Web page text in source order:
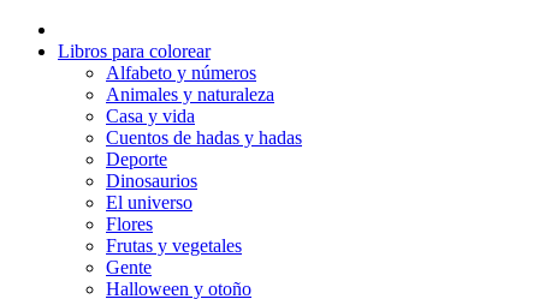
Libros para colorear
Alfabeto y números
Animales y naturaleza
Casa y vida
Cuentos de hadas y hadas
Deporte
Dinosaurios
El universo
Flores
Frutas y vegetales
Gente
Halloween y otoño